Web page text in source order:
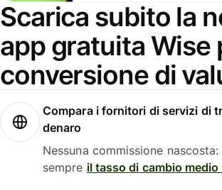
Scarica subito la
app gratuita Wise
conversione di
Compara i fornitori di servizi di
denaro
Nessuna commissione
sempre il tasso di cambio medio